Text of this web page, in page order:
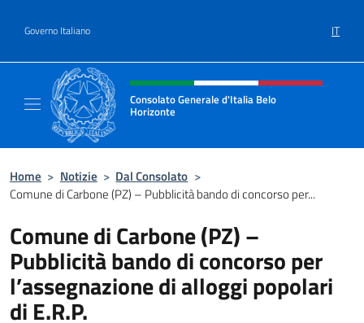
Governo Italiano IT
Intestazione sito, social e menù
Consolato Generale d'Italia Belo
Horizonte
Home > Notizie > Dal Consolato >
Comune di Carbone (PZ) – Pubblicità bando di concorso per...
Comune di Carbone (PZ) –
Pubblicità bando di concorso per
l’assegnazione di alloggi popolari
di E.R.P.